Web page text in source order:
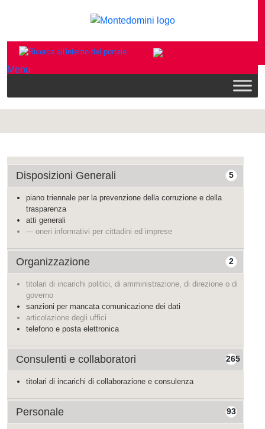
Menu
5
Disposizioni Generali
piano triennale per la prevenzione della corruzione e della
trasparenza
atti generali
--- oneri informativi per cittadini ed imprese
2
Organizzazione
titolari di incarichi politici, di amministrazione, di direzione o di
governo
sanzioni per mancata comunicazione dei dati
articolazione degli uffici
telefono e posta elettronica
265
Consulenti e collaboratori
titolari di incarichi di collaborazione e consulenza
93
Personale